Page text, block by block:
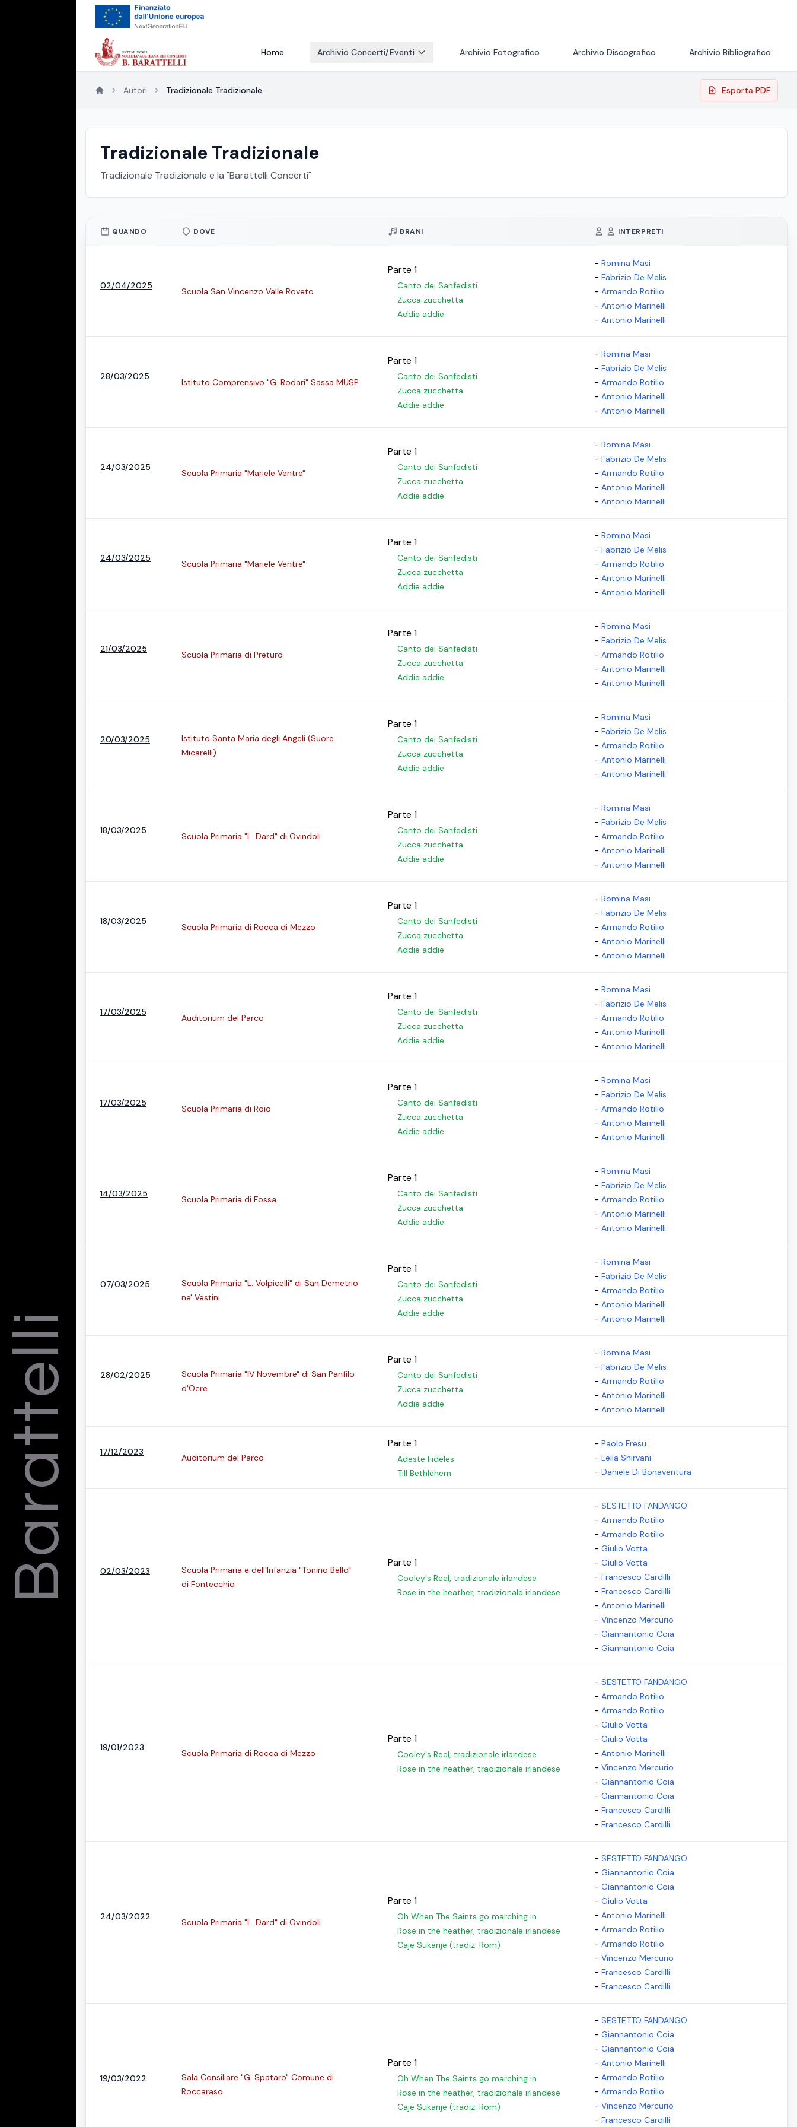
Barattelli
Home Archivio Concerti/Eventi Archivio Fotografico Archivio Discografico Archivio Bibliografico
Autori Tradizionale Tradizionale Esporta PDF
Tradizionale Tradizionale
Tradizionale Tradizionale e la "Barattelli Concerti"
QUANDO DOVE BRANI INTERPRETI
02/04/2025
Scuola San Vincenzo Valle Roveto
Parte 1
Canto dei Sanfedisti
Zucca zucchetta
Addie addie
- Romina Masi
- Fabrizio De Melis
- Armando Rotilio
- Antonio Marinelli
- Antonio Marinelli
28/03/2025
Istituto Comprensivo "G. Rodari" Sassa MUSP
Parte 1
Canto dei Sanfedisti
Zucca zucchetta
Addie addie
- Romina Masi
- Fabrizio De Melis
- Armando Rotilio
- Antonio Marinelli
- Antonio Marinelli
24/03/2025
Scuola Primaria "Mariele Ventre"
Parte 1
Canto dei Sanfedisti
Zucca zucchetta
Addie addie
- Romina Masi
- Fabrizio De Melis
- Armando Rotilio
- Antonio Marinelli
- Antonio Marinelli
24/03/2025
Scuola Primaria "Mariele Ventre"
Parte 1
Canto dei Sanfedisti
Zucca zucchetta
Addie addie
- Romina Masi
- Fabrizio De Melis
- Armando Rotilio
- Antonio Marinelli
- Antonio Marinelli
21/03/2025
Scuola Primaria di Preturo
Parte 1
Canto dei Sanfedisti
Zucca zucchetta
Addie addie
- Romina Masi
- Fabrizio De Melis
- Armando Rotilio
- Antonio Marinelli
- Antonio Marinelli
20/03/2025
Istituto Santa Maria degli Angeli (Suore
Micarelli)
Parte 1
Canto dei Sanfedisti
Zucca zucchetta
Addie addie
- Romina Masi
- Fabrizio De Melis
- Armando Rotilio
- Antonio Marinelli
- Antonio Marinelli
18/03/2025
Scuola Primaria "L. Dard" di Ovindoli
Parte 1
Canto dei Sanfedisti
Zucca zucchetta
Addie addie
- Romina Masi
- Fabrizio De Melis
- Armando Rotilio
- Antonio Marinelli
- Antonio Marinelli
18/03/2025
Scuola Primaria di Rocca di Mezzo
Parte 1
Canto dei Sanfedisti
Zucca zucchetta
Addie addie
- Romina Masi
- Fabrizio De Melis
- Armando Rotilio
- Antonio Marinelli
- Antonio Marinelli
17/03/2025
Auditorium del Parco
Parte 1
Canto dei Sanfedisti
Zucca zucchetta
Addie addie
- Romina Masi
- Fabrizio De Melis
- Armando Rotilio
- Antonio Marinelli
- Antonio Marinelli
17/03/2025
Scuola Primaria di Roio
Parte 1
Canto dei Sanfedisti
Zucca zucchetta
Addie addie
- Romina Masi
- Fabrizio De Melis
- Armando Rotilio
- Antonio Marinelli
- Antonio Marinelli
14/03/2025
Scuola Primaria di Fossa
Parte 1
Canto dei Sanfedisti
Zucca zucchetta
Addie addie
- Romina Masi
- Fabrizio De Melis
- Armando Rotilio
- Antonio Marinelli
- Antonio Marinelli
07/03/2025
Scuola Primaria "L. Volpicelli" di San Demetrio
ne' Vestini
Parte 1
Canto dei Sanfedisti
Zucca zucchetta
Addie addie
- Romina Masi
- Fabrizio De Melis
- Armando Rotilio
- Antonio Marinelli
- Antonio Marinelli
28/02/2025
Scuola Primaria "IV Novembre" di San Panfilo
d'Ocre
Parte 1
Canto dei Sanfedisti
Zucca zucchetta
Addie addie
- Romina Masi
- Fabrizio De Melis
- Armando Rotilio
- Antonio Marinelli
- Antonio Marinelli
17/12/2023
Auditorium del Parco
Parte 1
Adeste Fideles
Till Bethlehem
- Paolo Fresu
- Leila Shirvani
- Daniele Di Bonaventura
02/03/2023
Scuola Primaria e dell'Infanzia "Tonino Bello"
di Fontecchio
Parte 1
Cooley's Reel, tradizionale irlandese
Rose in the heather, tradizionale irlandese
- SESTETTO FANDANGO
- Armando Rotilio
- Armando Rotilio
- Giulio Votta
- Giulio Votta
- Francesco Cardilli
- Francesco Cardilli
- Antonio Marinelli
- Vincenzo Mercurio
- Giannantonio Coia
- Giannantonio Coia
19/01/2023
Scuola Primaria di Rocca di Mezzo
Parte 1
Cooley's Reel, tradizionale irlandese
Rose in the heather, tradizionale irlandese
- SESTETTO FANDANGO
- Armando Rotilio
- Armando Rotilio
- Giulio Votta
- Giulio Votta
- Antonio Marinelli
- Vincenzo Mercurio
- Giannantonio Coia
- Giannantonio Coia
- Francesco Cardilli
- Francesco Cardilli
24/03/2022
Scuola Primaria "L. Dard" di Ovindoli
Parte 1
Oh When The Saints go marching in
Rose in the heather, tradizionale irlandese
Caje Sukarije (tradiz. Rom)
- SESTETTO FANDANGO
- Giannantonio Coia
- Giannantonio Coia
- Giulio Votta
- Antonio Marinelli
- Armando Rotilio
- Armando Rotilio
- Vincenzo Mercurio
- Francesco Cardilli
- Francesco Cardilli
19/03/2022
Sala Consiliare "G. Spataro" Comune di
Roccaraso
Parte 1
Oh When The Saints go marching in
Rose in the heather, tradizionale irlandese
Caje Sukarije (tradiz. Rom)
- SESTETTO FANDANGO
- Giannantonio Coia
- Giannantonio Coia
- Antonio Marinelli
- Armando Rotilio
- Armando Rotilio
- Vincenzo Mercurio
- Francesco Cardilli